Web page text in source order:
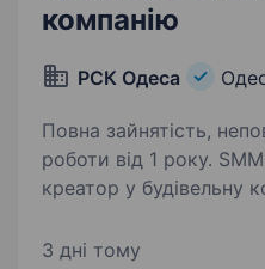
компанію
РСК Одеса
Повна зайнятість,
роботи від 1 року. SMM-менеджер / Контент-
креатор у будівельну
у сфері будівництва,
3 дні тому